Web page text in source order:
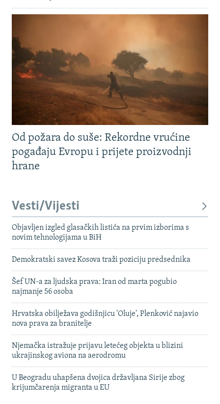
Od požara do suše: Rekordne vrućine
pogađaju Evropu i prijete proizvodnji
hrane
Vesti/Vijesti
Objavljen izgled glasačkih listića na prvim izborima s
novim tehnologijama u BiH
Demokratski savez Kosova traži poziciju predsednika
Šef UN-a za ljudska prava: Iran od marta pogubio
najmanje 56 osoba
Hrvatska obilježava godišnjicu 'Oluje', Plenković najavio
nova prava za branitelje
Njemačka istražuje prijavu letećeg objekta u blizini
ukrajinskog aviona na aerodromu
U Beogradu uhapšena dvojica državljana Sirije zbog
krijumčarenja migranta u EU